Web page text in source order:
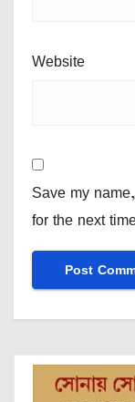
Website
Save my
for the next